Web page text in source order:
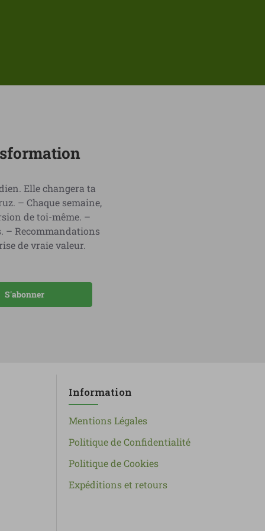
Elle changera ta
– Chaque semaine,
de toi-même. –
– Recommandations
de vraie valeur.
S'abonner
Information
Mentions Légales
Politique de Confidentialité
Politique de Cookies
Expéditions et retours